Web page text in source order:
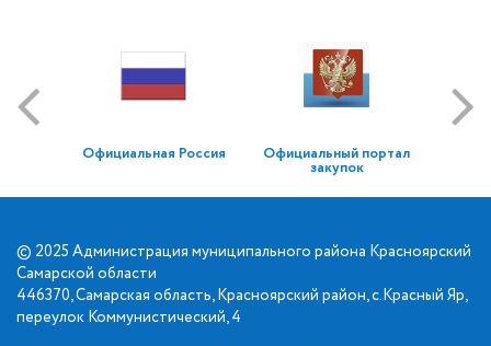
Официальная Россия Официальный портал
закупок
© 2025 Администрация муниципального района Красноярский
Самарской области
446370, Самарская область, Красноярский район, с.Красный Яр,
переулок Коммунистический, 4